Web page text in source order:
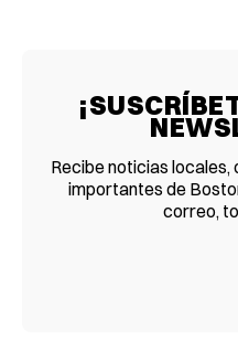
Recibe noticias
importantes de
correo,